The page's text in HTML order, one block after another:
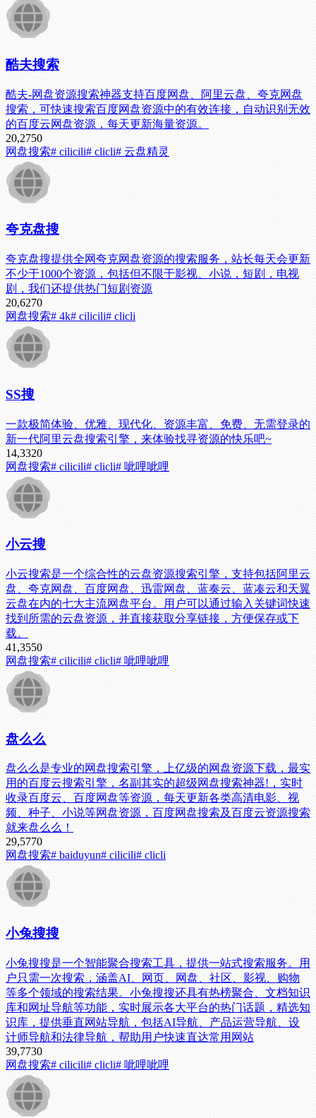
酷夫搜索
酷夫-网盘资源搜索神器支持百度网盘、阿里云盘、夸克网盘
搜索，可快速搜索百度网盘资源中的有效连接，自动识别无效
的百度云网盘资源，每天更新海量资源。
20,2750
网盘搜索# cilicili# clicli# 云盘精灵
夸克盘搜
夸克盘搜提供全网夸克网盘资源的搜索服务，站长每天会更新
不少于1000个资源，包括但不限于影视、小说，短剧，电视
剧，我们还提供热门短剧资源
20,6270
网盘搜索# 4k# cilicili# clicli
SS搜
一款极简体验、优雅、现代化、资源丰富、免费、无需登录的
新一代阿里云盘搜索引擎，来体验找寻资源的快乐吧~
14,3320
网盘搜索# cilicili# clicli# 呲哩呲哩
小云搜
小云搜索是一个综合性的云盘资源搜索引擎，支持包括阿里云
盘、夸克网盘、百度网盘、迅雷网盘、蓝奏云、蓝凑云和天翼
云盘在内的七大主流网盘平台。用户可以通过输入关键词快速
找到所需的云盘资源，并直接获取分享链接，方便保存或下
载。
41,3550
网盘搜索# cilicili# clicli# 呲哩呲哩
盘么么
盘么么是专业的网盘搜索引擎，上亿级的网盘资源下载，最实
用的百度云搜索引擎，名副其实的超级网盘搜索神器!，实时
收录百度云、百度网盘等资源，每天更新各类高清电影、视
频、种子、小说等网盘资源，百度网盘搜索及百度云资源搜索
就来盘么么！
29,5770
网盘搜索# baiduyun# cilicili# clicli
小兔搜搜
小兔搜搜是一个智能聚合搜索工具，提供一站式搜索服务。用
户只需一次搜索，涵盖AI、网页、网盘、社区、影视、购物
等多个领域的搜索结果。小兔搜搜还具有热榜聚合、文档知识
库和网址导航等功能，实时展示各大平台的热门话题，精选知
识库，提供垂直网站导航，包括AI导航、产品运营导航、设
计师导航和法律导航，帮助用户快速直达常用网站
39,7730
网盘搜索# cilicili# clicli# 呲哩呲哩